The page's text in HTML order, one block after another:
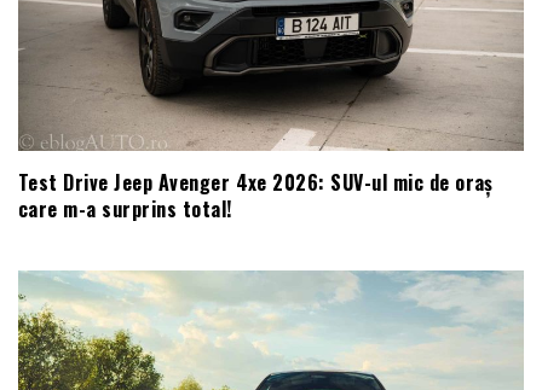
Test Drive Jeep Avenger 4xe 2026: SUV-ul mic de oraș
care m-a surprins total!